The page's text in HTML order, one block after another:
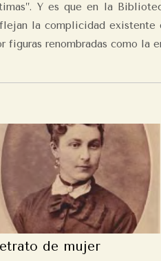
Y es que en la
la complicidad existente
figuras renombradas como la
de mujer